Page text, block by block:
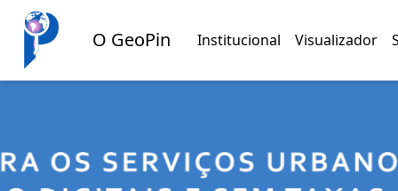
O GeoPin Institucional Visualizador